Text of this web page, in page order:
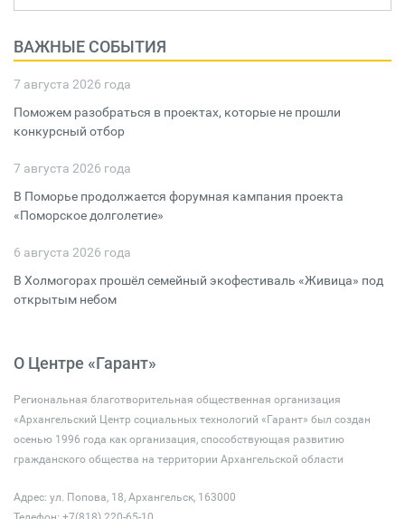
ВАЖНЫЕ СОБЫТИЯ
7 августа 2026 года
Поможем разобраться в проектах, которые не прошли
конкурсный отбор
7 августа 2026 года
В Поморье продолжается форумная кампания проекта
«Поморское долголетие»
6 августа 2026 года
В Холмогорах прошёл семейный экофестиваль «Живица» под
открытым небом
О Центре «Гарант»
Региональная благотворительная общественная организация
«Архангельский Центр социальных технологий «Гарант» был создан
осенью 1996 года как организация, способствующая развитию
гражданского общества на территории Архангельской области
Адрес: ул. Попова, 18, Архангельск, 163000